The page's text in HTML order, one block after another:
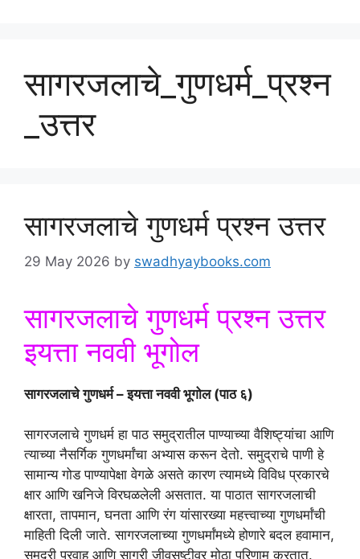
सागरजलाचे_गुणधर्म_प्रश्न
_उत्तर
सागरजलाचे गुणधर्म प्रश्न उत्तर
29 May 2026 by swadhyaybooks.com
सागरजलाचे गुणधर्म प्रश्न उत्तर
इयत्ता नववी भूगोल
सागरजलाचे गुणधर्म – इयत्ता नववी भूगोल (पाठ ६)
सागरजलाचे गुणधर्म हा पाठ समुद्रातील पाण्याच्या वैशिष्ट्यांचा आणि
त्याच्या नैसर्गिक गुणधर्मांचा अभ्यास करून देतो. समुद्राचे पाणी हे
सामान्य गोड पाण्यापेक्षा वेगळे असते कारण त्यामध्ये विविध प्रकारचे
क्षार आणि खनिजे विरघळलेली असतात. या पाठात सागरजलाची
क्षारता, तापमान, घनता आणि रंग यांसारख्या महत्त्वाच्या गुणधर्मांची
माहिती दिली जाते. सागरजलाच्या गुणधर्मांमध्ये होणारे बदल हवामान,
समुद्री प्रवाह आणि सागरी जीवसृष्टीवर मोठा परिणाम करतात.